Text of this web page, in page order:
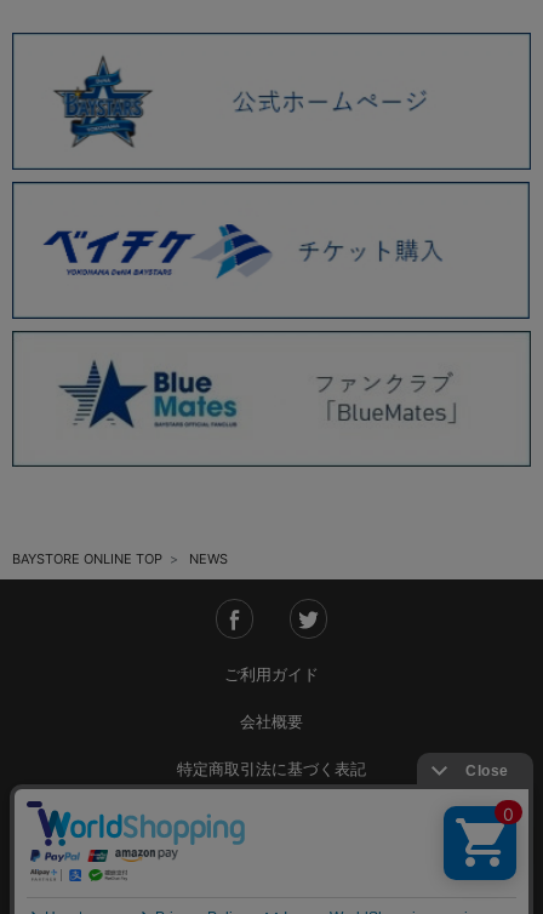
2025.12 (3)
2025.11 (6)
2025.10 (5)
2025.09 (5)
2025.08 (6)
2025.07 (6)
2025.06 (8)
2025.05 (9)
2025.04 (9)
2025.03 (9)
2025.01 (12)
2024.08 (5)
2024.07 (5)
2024.06 (5)
BAYSTORE ONLINE TOP NEWS
ご利用ガイド
会社概要
特定商取引法に基づく表記
ご利用規約